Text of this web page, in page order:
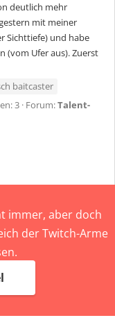
deutlich mehr
mit meiner
Sichttiefe) und habe
(vom Ufer aus). Zuerst
baitcaster
3 Forum:Talent-
immer, aber doch
der Twitch-Arme